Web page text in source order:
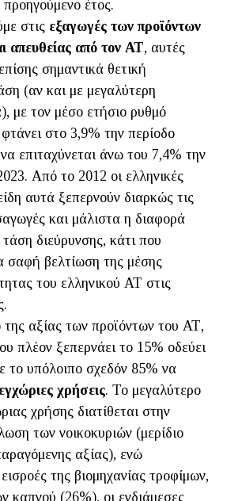
έτος.
στις εξαγωγές των προϊόντων
απευθείας από τον ΑΤ, αυτές
σημαντικά θετική
(αν και με μεγαλύτερη
με τον μέσο ετήσιο ρυθμό
στο 3,9% την περίοδο
επιταχύνεται άνω του 7,4% την
Από το 2012 οι ελληνικές
αυτά ξεπερνούν διαρκώς τις
και μάλιστα η διαφορά
τάση διεύρυνσης, κάτι που
σαφή βελτίωση της μέσης
του ελληνικού ΑΤ στις
αξίας των προϊόντων του ΑΤ,
πλέον ξεπερνάει το 15% οδεύει
το υπόλοιπο σχεδόν 85% να
εγχώριες χρήσεις. Το μεγαλύτερο
χρήσης διατίθεται στην
των νοικοκυριών (μερίδιο
αξίας), ενώ
της βιομηχανίας τροφίμων,
καπνού (26%), οι ενδιάμεσες